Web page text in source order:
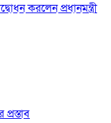
করলেন প্রধানমন্ত্রী